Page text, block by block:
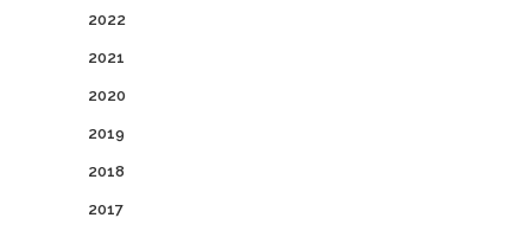
2022
2021
2020
2019
2018
2017